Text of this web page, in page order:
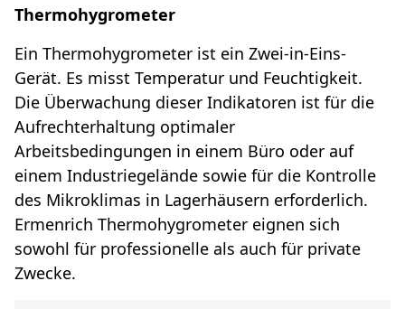
Thermohygrometer
Ein Thermohygrometer ist ein Zwei-in-Eins-
Gerät. Es misst Temperatur und Feuchtigkeit.
Die Überwachung dieser Indikatoren ist für die
Aufrechterhaltung optimaler
Arbeitsbedingungen in einem Büro oder auf
einem Industriegelände sowie für die Kontrolle
des Mikroklimas in Lagerhäusern erforderlich.
Ermenrich Thermohygrometer eignen sich
sowohl für professionelle als auch für private
Zwecke.